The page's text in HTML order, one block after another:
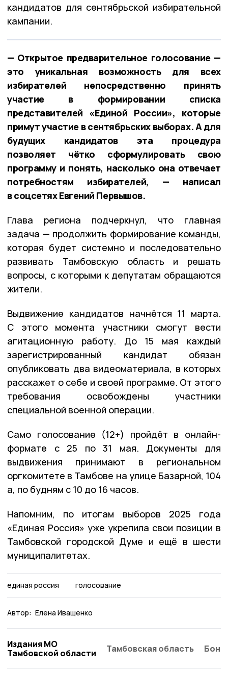
кандидатов для сентябрьской избирательной
кампании.
— Открытое предварительное голосование —
это уникальная возможность для всех
избирателей непосредственно принять
участие в формировании списка
представителей «Единой России», которые
примут участие в сентябрьских выборах. А для
будущих кандидатов эта процедура
позволяет чётко сформулировать свою
программу и понять, насколько она отвечает
потребностям избирателей, — написал
в соцсетях Евгений Первышов.
Глава региона подчеркнул, что главная
задача — продолжить формирование команды,
которая будет системно и последовательно
развивать Тамбовскую область и решать
вопросы, с которыми к депутатам обращаются
жители.
Выдвижение кандидатов начнётся 11 марта.
С этого момента участники смогут вести
агитационную работу. До 15 мая каждый
зарегистрированный кандидат обязан
опубликовать два видеоматериала, в которых
расскажет о себе и своей программе. От этого
требования освобождены участники
специальной военной операции.
Само голосование (12+) пройдёт в онлайн-
формате с 25 по 31 мая. Документы для
выдвижения принимают в региональном
оргкомитете в Тамбове на улице Базарной, 104
а, по будням с 10 до 16 часов.
Напомним, по итогам выборов 2025 года
«Единая Россия» уже укрепила свои позиции в
Тамбовской городской Думе и ещё в шести
муниципалитетах.
единая россия голосование
Автор: Елена Иващенко
Издания МО
Тамбовской области
Тамбовская область